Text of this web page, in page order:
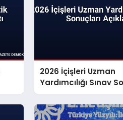
2026 İçişleri Uzman
Yardımcılığı Sınav
Açıklandı